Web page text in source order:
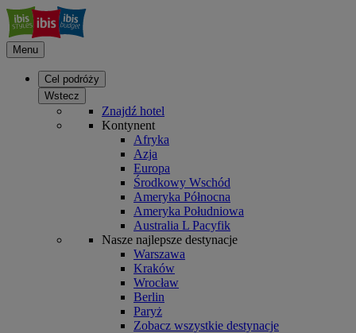
Menu
Cel podróży
Wstecz
Znajdź hotel
Kontynent
Afryka
Azja
Europa
Środkowy Wschód
Ameryka Północna
Ameryka Południowa
Australia L Pacyfik
Nasze najlepsze destynacje
Warszawa
Kraków
Wrocław
Berlin
Paryż
Zobacz wszystkie destynacje